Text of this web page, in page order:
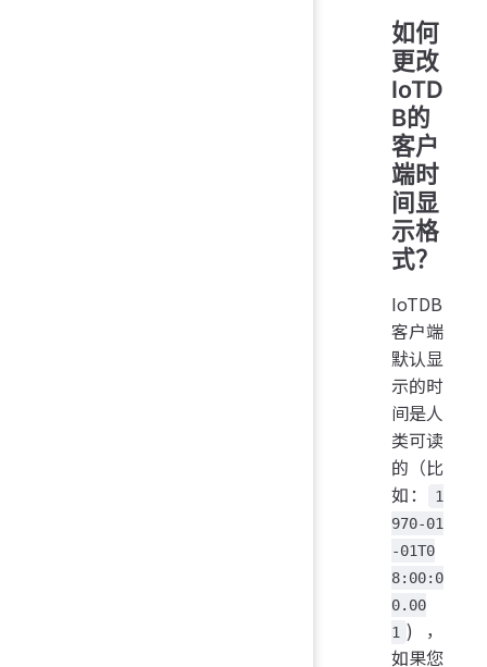
如何
更改
IoTD
B的
客户
端时
间显
示格
式？
IoTDB
客户端
默认显
示的时
间是人
类可读
的（比
如：
1
970-01
-01T0
8:00:0
0.00
1 )，
如果您